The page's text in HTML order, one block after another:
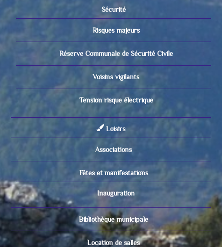
Sécurité
Risques majeurs
Réserve Communale de Sécurité Civile
Voisins vigilants
Tension risque électrique
Loisirs
Associations
Fêtes et manifestations
Inauguration
Bibliothèque municipale
Location de salles